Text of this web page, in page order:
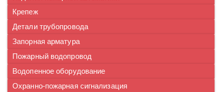
Крепеж
Детали трубопровода
Запорная арматура
Пожарный водопровод
Водопенное оборудование
Охранно-пожарная сигнализация